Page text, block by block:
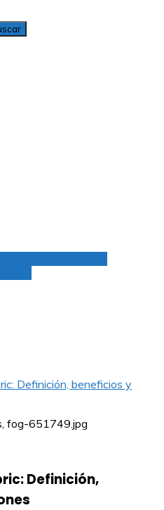
Definición, beneficios y
Definición,